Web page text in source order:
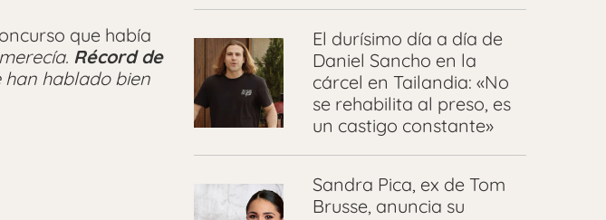
que había
Récord de
han hablado bien
El durísimo día a día de
Daniel Sancho en la
cárcel en Tailandia: «No
se rehabilita al preso, es
un castigo constante»
Sandra Pica, ex de Tom
Brusse, anuncia su